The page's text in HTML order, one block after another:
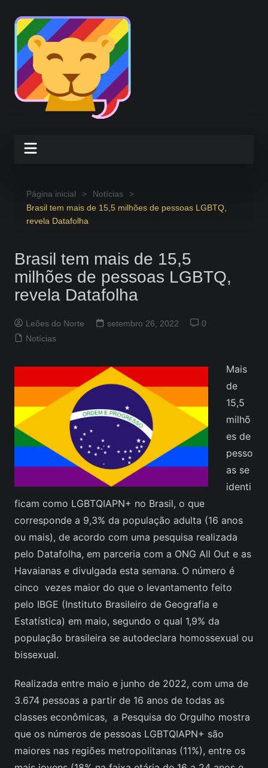
para
conteúdo
Página inicial
Notícias
Brasil tem mais de 15,5 milhões de pessoas LGBTQ,
revela Datafolha
Brasil tem mais de 15,5
milhões de pessoas LGBTQ,
revela Datafolha
Leões do Norte setembro 26, 2022
0
Notícias
Mais
de
15,5
milhõ
es de
pesso
as se
identi
ficam como LGBTQIAPN+ no Brasil, o que
corresponde a 9,3% da população adulta (16 anos
ou mais), de acordo com uma pesquisa realizada
pelo Datafolha, em parceria com a ONG All Out e as
Havaianas e divulgada esta semana. O número é
cinco vezes maior do que o levantamento feito
pelo IBGE (Instituto Brasileiro de Geografia e
Estatística) em maio, segundo o qual 1,9% da
população brasileira se autodeclara homossexual ou
bissexual.
Realizada entre maio e junho de 2022, com uma de
3.674 pessoas a partir de 16 anos de todas as
classes econômicas, a Pesquisa do Orgulho mostra
que os números de pessoas LGBTQIAPN+ são
maiores nas regiões metropolitanas (11%), entre os